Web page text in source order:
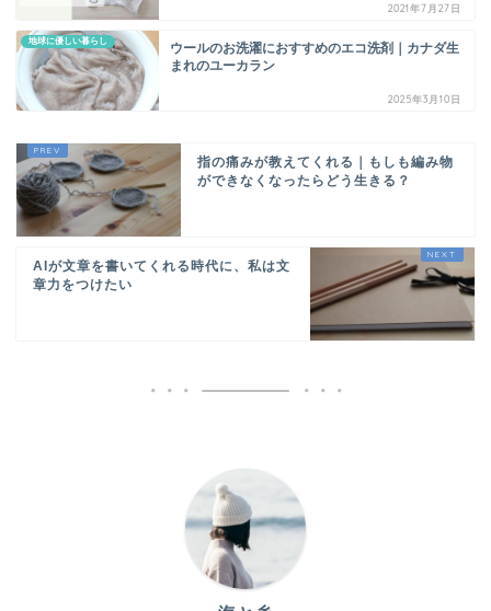
2021年7月27日
地球に優しい暮らし
ウールのお洗濯におすすめのエコ洗剤｜カナダ生
まれのユーカラン
2025年3月10日
指の痛みが教えてくれる｜もしも編み物
ができなくなったらどう生きる？
AIが文章を書いてくれる時代に、私は文
章力をつけたい